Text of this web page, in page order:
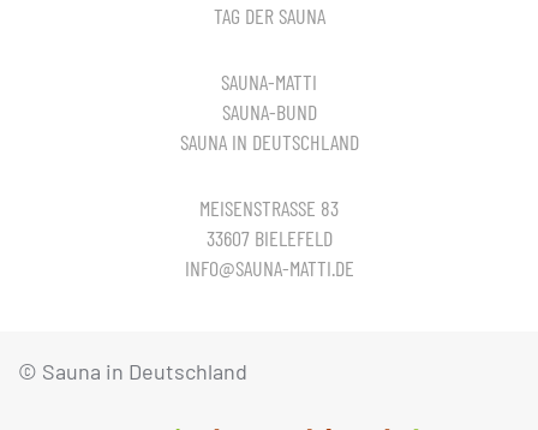
TAG DER SAUNA
SAUNA-MATTI
SAUNA-BUND
SAUNA IN DEUTSCHLAND
MEISENSTRASSE 83
33607 BIELEFELD
INFO@SAUNA-MATTI.DE
© Sauna in Deutschland